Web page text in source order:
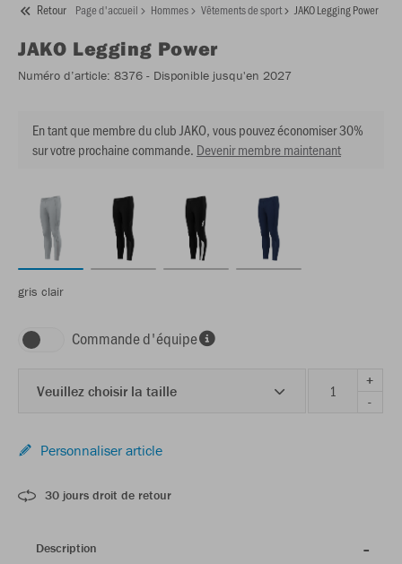
Retour Page d'accueil Hommes Vêtements de sport JAKO Legging Power
JAKO Legging Power
Numéro d’article: 8376 - Disponible jusqu'en 2027
En tant que membre du club JAKO, vous pouvez économiser 30%
sur votre prochaine commande. Devenir membre maintenant
gris clair
Commande d'équipe
Veuillez choisir la taille
+
-
Personnaliser article
30 jours droit de retour
Description